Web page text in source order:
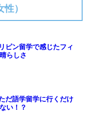
）
ピン留学で感じたフィ
らしさ
だ語学留学に行くだけ
い！？